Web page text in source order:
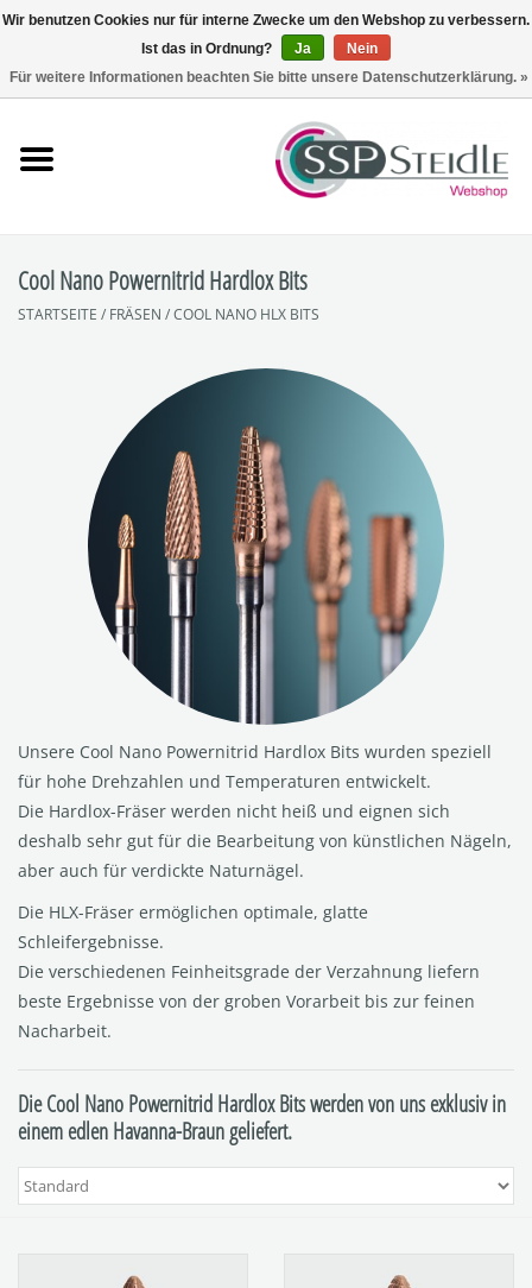
Polieren
SpuckNo | Spuckschutz
Cool Nano Powernitrid Hardlox Bits
STARTSEITE / FRÄSEN /COOL NANO HLX BITS
Unsere Cool Nano Powernitrid Hardlox Bits wurden speziell
für hohe Drehzahlen und Temperaturen entwickelt.
Die Hardlox-Fräser werden nicht heiß und eignen sich
deshalb sehr gut für die Bearbeitung von künstlichen Nägeln,
aber auch für verdickte Naturnägel.
Die HLX-Fräser ermöglichen optimale, glatte
Schleifergebnisse.
Die verschiedenen Feinheitsgrade der Verzahnung liefern
beste Ergebnisse von der groben Vorarbeit bis zur feinen
Nacharbeit.
Die Cool Nano Powernitrid Hardlox Bits werden von uns exklusiv in
einem edlen Havanna-Braun geliefert.
Wir benutzen Cookies nur für interne Zwecke um den Webshop zu verbessern.
Ist das in Ordnung?
Ja
Nein
Für weitere Informationen beachten Sie bitte unsere Datenschutzerklärung. »